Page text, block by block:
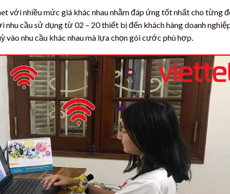
với nhiều mức giá khác nhau nhằm đáp ứng tốt nhất cho từng
nhu cầu sử dụng từ 02 – 20 thiết bị đến khách hàng doanh
nhu cầu khác nhau mà lựa chọn gói cước phù hợp.